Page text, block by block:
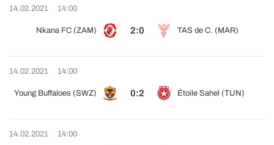
14.02.2021 14:00
Nkana FC (ZAM) 2:0 TAS de C. (MAR)
14.02.2021 14:00
Young Buffaloes (SWZ) 0:2 Étoile Sahel (TUN)
14.02.2021 14:00